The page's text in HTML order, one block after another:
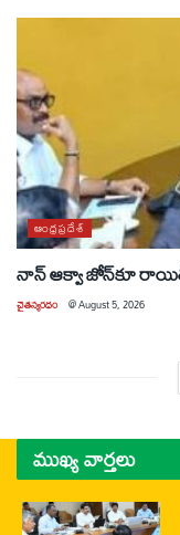
ఆంధ్రప్రదేశ్
నాన్ ఆక్వా జోన్‌కూ
చైతన్యరధం @August 5, 2026
ముఖ్య వార్తలు